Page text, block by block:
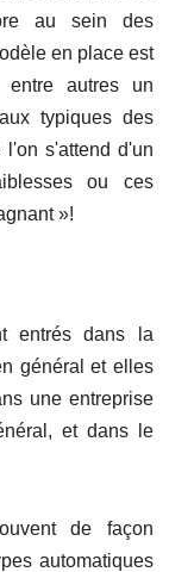
au sein des
en place est
entre autres un
typiques des
l'on s'attend d'un
ou ces
»!
entrés dans la
général et elles
une entreprise
et dans le
de façon
automatiques